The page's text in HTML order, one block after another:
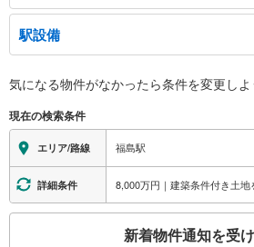
西口
コラッセふくしま、あづま総合運動公園、国体
東口
阿武隈急行線、福島県庁、福島市役所、福島県立
駅設備
※段差なしでの移動経路
【ＪＲ東日本】：○
【阿武隈急行】【福島交通】：○
（※上記２社の駅は共同）
エレベータ
【ＪＲ】
［新幹線］
気になる物件がなかったら条件を変更しよ
現在の検索条件
エリア/路線 福島駅
詳細条件 8,000万円｜建築条件付き土地
新着物件通知を受